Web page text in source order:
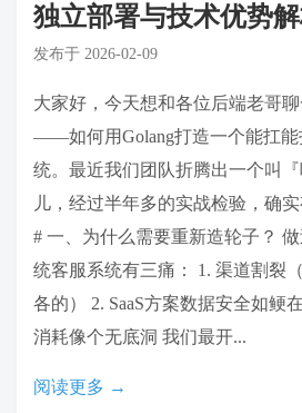
独立部署与技术优势
发布于 2026-02-09
大家好，今天想和各位后端老哥
——如何用Golang打造一个能扛能
统。最近我们团队折腾出一个叫
儿，经过半年多的实战检验，确
# 一、为什么需要重新造轮子？
统客服系统有三痛： 1. 渠道割裂
各的） 2. SaaS方案数据安全如鲠
消耗像个无底洞 我们最开...
阅读更多 →